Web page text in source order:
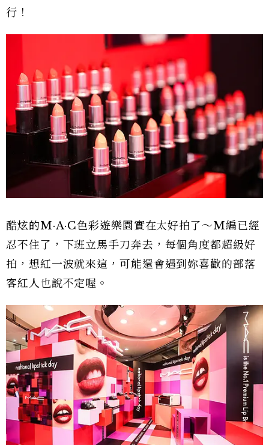
行！
酷炫的M·A·C色彩遊樂園實在太好拍了～M編已經
忍不住了，下班立馬手刀奔去，每個角度都超級好
拍，想紅一波就來這，可能還會遇到妳喜歡的部落
客紅人也說不定喔。